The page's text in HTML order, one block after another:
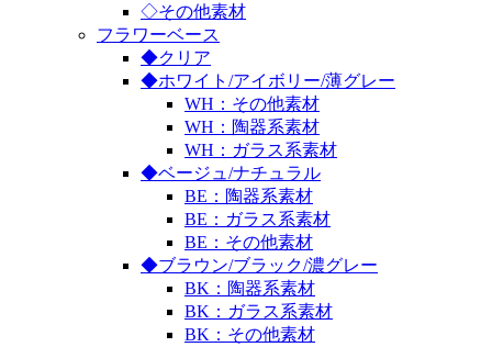
◇その他素材
フラワーベース
◆クリア
◆ホワイト/アイボリー/薄グレー
WH：その他素材
WH：陶器系素材
WH：ガラス系素材
◆ベージュ/ナチュラル
BE：陶器系素材
BE：ガラス系素材
BE：その他素材
◆ブラウン/ブラック/濃グレー
BK：陶器系素材
BK：ガラス系素材
BK：その他素材